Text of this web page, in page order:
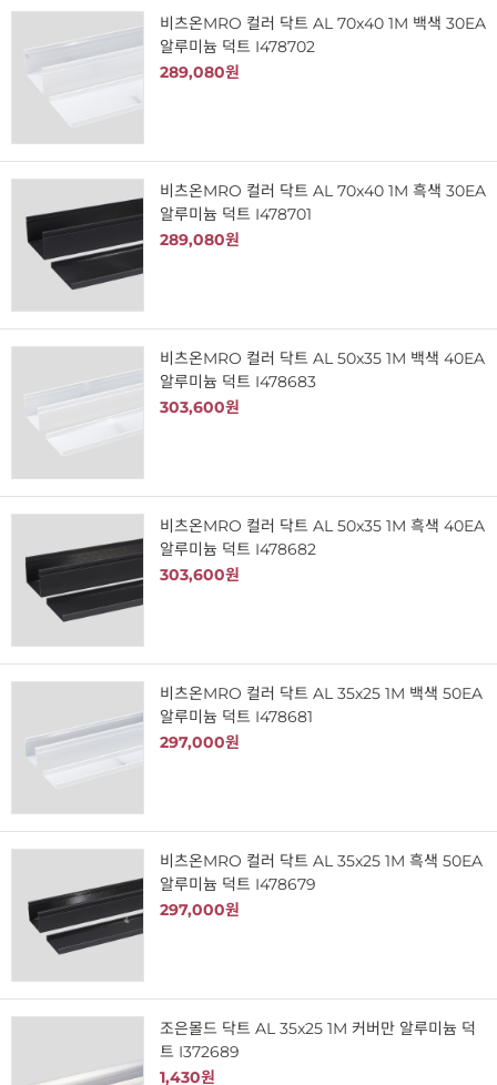
비츠온MRO 컬러 닥트 AL 70x40 1M 백색 30EA
알루미늄 덕트 I478702
289,080원
비츠온MRO 컬러 닥트 AL 70x40 1M 흑색 30EA
알루미늄 덕트 I478701
289,080원
비츠온MRO 컬러 닥트 AL 50x35 1M 백색 40EA
알루미늄 덕트 I478683
303,600원
비츠온MRO 컬러 닥트 AL 50x35 1M 흑색 40EA
알루미늄 덕트 I478682
303,600원
비츠온MRO 컬러 닥트 AL 35x25 1M 백색 50EA
알루미늄 덕트 I478681
297,000원
비츠온MRO 컬러 닥트 AL 35x25 1M 흑색 50EA
알루미늄 덕트 I478679
297,000원
조은몰드 닥트 AL 35x25 1M 커버만 알루미늄 덕
트 I372689
1,430원